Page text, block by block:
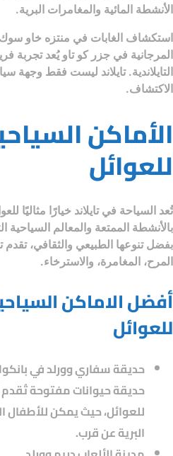
الأنشطة المائية والمغامرات البرية.
استكشاف الغابات في منتزه خاو
المرجانية في جزر كو تاو يُعد تجربة
التايلاندية. تايلاند ليست فقط
الاكتشاف.
الأماكن
للعوائل
تُعد السياحة في تايلاند خيارًا مثاليًا
بالأنشطة الممتعة والمعالم السياحية
بفضل تنوعها الطبيعي والثقافي، تقدم
المرح، المغامرة، والاسترخاء.
أفضل الاماكن
للعوائل
حديقة سفاري وورلد في
حديقة حيوانات مفتوحة
للعوائل، حيث يمكن للأطفال
البرية عن قرب.